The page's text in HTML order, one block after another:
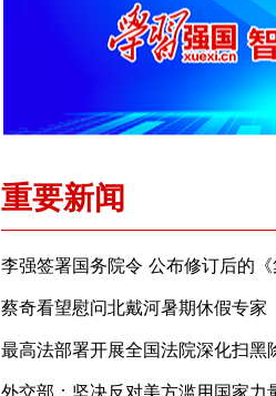
重要新闻
蔡奇看望慰问北戴河暑期休假专家